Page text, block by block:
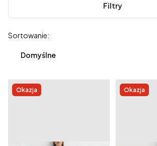
Filtry
Lista produktów
Sortowanie:
Domyślne
Okazja Okazja